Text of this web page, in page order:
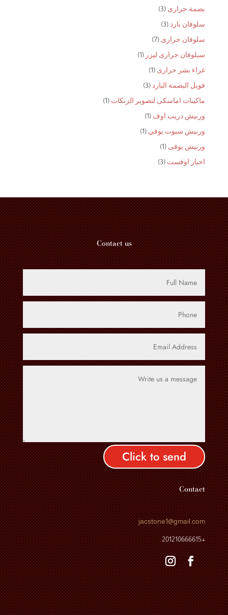
بصمة حرارى 3
3
سلوفان بارد 3
3
منتجات سلوفان حرارى 7
7
منتجاتسيلوفان حرارى ليزر 1
غراء بشر حرارى 1
منتج فويل البصمة البارد 3
3
منتجات
ماكينات اماسكى لتصوير الزنكات 1
ورنيش دريب اوف 1
منتج ورنيش سبوت يوفي 1
ورنيش يوفى 1
منتج
احبار اوفست 3
3
Contact us
Click to send
Contact
jacstone1@gmail.com
+201210666615